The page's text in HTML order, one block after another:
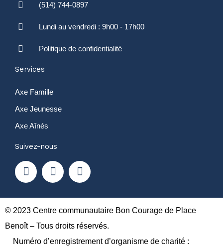
(514) 744-0897
Lundi au vendredi : 9h00 - 17h00
Politique de confidentialité
Services
Axe Famille
Axe Jeunesse
Axe Aînés
Suivez-nous
a
c
b
o
o
k
o
u
u
b
e
n
s
a
g
r
a
m
© 2023 Centre communautaire Bon Courage de Place
Benoît – Tous droits réservés.
Numéro d’enregistrement d’organisme de charité :